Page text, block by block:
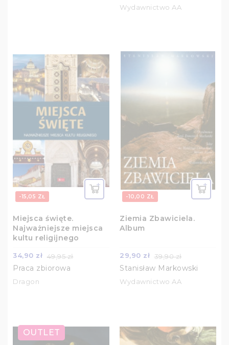
Wydawnictwo AA
-15,05 ZŁ
Miejsca święte.
Najważniejsze miejsca
kultu religijnego
34,90 zł 49,95 zł
Praca zbiorowa
Dragon
-10,00 ZŁ
Ziemia Zbawiciela.
Album
29,90 zł 39,90 zł
Stanisław Markowski
Wydawnictwo AA
OUTLET